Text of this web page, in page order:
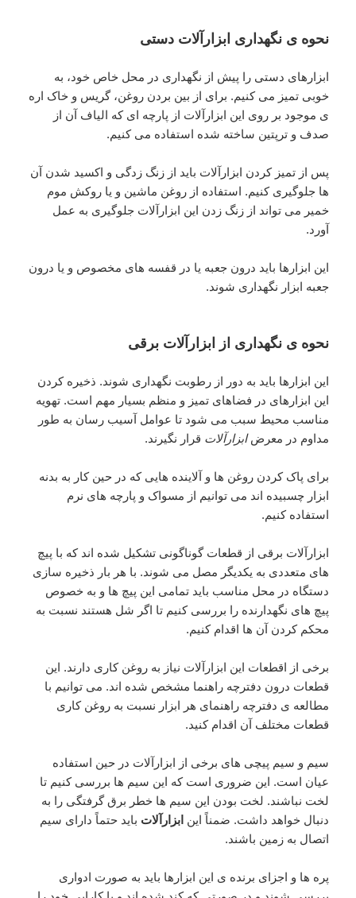
نحوه ی نگهداری ابزارآلات دستی
ابزارهای دستی را پیش از نگهداری در محل خاص خود، به
خوبی تمیز می کنیم. برای از بین بردن روغن، گریس و خاک اره
ی موجود بر روی این ابزارآلات از پارچه ای که الیاف آن از
صدف و ترپتین ساخته شده استفاده می کنیم.
پس از تمیز کردن ابزارآلات باید از زنگ زدگی و اکسید شدن آن
ها جلوگیری کنیم. استفاده از روغن ماشین و یا روکش موم
خمیر می تواند از زنگ زدن این ابزارآلات جلوگیری به عمل
آورد.
این ابزارها باید درون جعبه یا در قفسه های مخصوص و یا درون
جعبه ابزار نگهداری شوند.
نحوه ی نگهداری از ابزارآلات برقی
این ابزارها باید به دور از رطوبت نگهداری شوند. ذخیره کردن
این ابزارهای در فضاهای تمیز و منظم بسیار مهم است. تهویه
مناسب محیط سبب می شود تا عوامل آسیب رسان به طور
مداوم در معرضابزارآلات قرار نگیرند.
برای پاک کردن روغن ها و آلاینده هایی که در حین کار به بدنه
ابزار چسبیده اند می توانیم از مسواک و پارچه های نرم
استفاده کنیم.
ابزارآلات برقی از قطعات گوناگونی تشکیل شده اند که با پیچ
های متعددی به یکدیگر مصل می شوند. با هر بار ذخیره سازی
دستگاه در محل مناسب باید تمامی این پیچ ها و به خصوص
پیچ های نگهدارنده را بررسی کنیم تا اگر شل هستند نسبت به
محکم کردن آن ها اقدام کنیم.
برخی از اقطعات این ابزارآلات نیاز به روغن کاری دارند. این
قطعات درون دفترچه راهنما مشخص شده اند. می توانیم با
مطالعه ی دفترچه راهنمای هر ابزار نسبت به روغن کاری
قطعات مختلف آن اقدام کنید.
سیم و سیم پیچی های برخی از ابزارآلات در حین استفاده
عیان است. این ضروری است که این سیم ها بررسی کنیم تا
لخت نباشند. لخت بودن این سیم ها خطر برق گرفتگی را به
دنبال خواهد داشت. ضمناً این ابزارآلات باید حتماً دارای سیم
اتصال به زمین باشند.
پره ها و اجزای برنده ی این ابزارها باید به صورت ادواری